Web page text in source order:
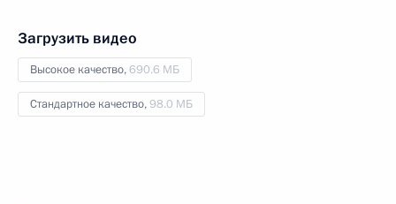
Загрузить видео
Высокое качество,690.6 МБ
Стандартное качество,98.0 МБ